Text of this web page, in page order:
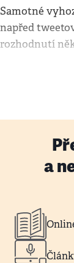
Samotné
napřed
rozhodnutí
a